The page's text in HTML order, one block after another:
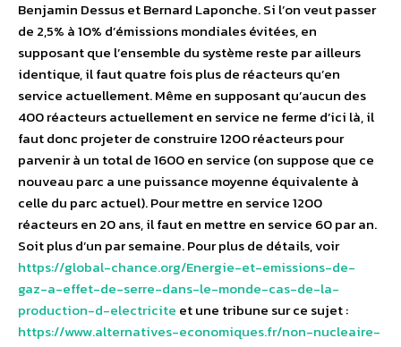
Benjamin Dessus et Bernard Laponche. Si l’on veut passer
de 2,5% à 10% d’émissions mondiales évitées, en
supposant que l’ensemble du système reste par ailleurs
identique, il faut quatre fois plus de réacteurs qu’en
service actuellement. Même en supposant qu’aucun des
400 réacteurs actuellement en service ne ferme d’ici là, il
faut donc projeter de construire 1200 réacteurs pour
parvenir à un total de 1600 en service (on suppose que ce
nouveau parc a une puissance moyenne équivalente à
celle du parc actuel). Pour mettre en service 1200
réacteurs en 20 ans, il faut en mettre en service 60 par an.
Soit plus d’un par semaine. Pour plus de détails, voir
https://global-chance.org/Energie-et-emissions-de-
gaz-a-effet-de-serre-dans-le-monde-cas-de-la-
production-d-electricite et une tribune sur ce sujet :
https://www.alternatives-economiques.fr/non-nucleaire-